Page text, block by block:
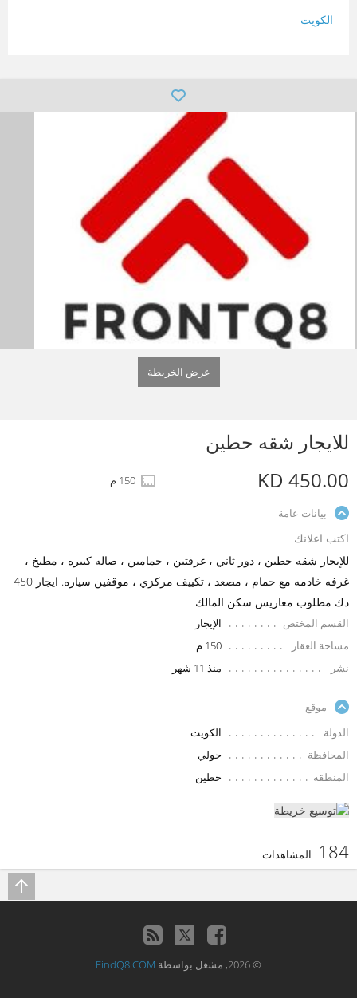
الكويت
عرض الخريطة
للايجار شقه حطين
KD 450.00
150 م
بيانات عامة
اكتب اعلانك
للإيجار شقه حطين ، دور ثاني ، غرفتين ، حمامين ، صاله كبيره ، مطبخ ،
غرفه خادمه مع حمام ، مصعد ، تكييف مركزي ، موقفين سياره. ايجار 450
دك مطلوب معاريس سكن المالك
القسم المختص
الإيجار
مساحة العقار
150 م
نشر
منذ 11 شهر
موقع
الدولة
الكويت
المحافظة
حولي
المنطقه
حطين
184 المشاهدات
© 2026, مشغل بواسطة FindQ8.COM